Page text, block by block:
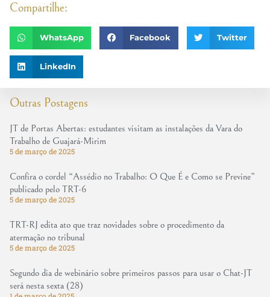
Outras Postagens
JT de Portas Abertas: estudantes visitam as instalações da Vara do
Trabalho de Guajará-Mirim
5 de março de 2025
Confira o cordel “Assédio no Trabalho: O Que É e Como se Previne”
publicado pelo TRT-6
5 de março de 2025
TRT-RJ edita ato que traz novidades sobre o procedimento da
atermação no tribunal
5 de março de 2025
Segundo dia de webinário sobre primeiros passos para usar o Chat-JT
será nesta sexta (28)
Compartilhe:
WhatsApp Facebook Twitter
LinkedIn